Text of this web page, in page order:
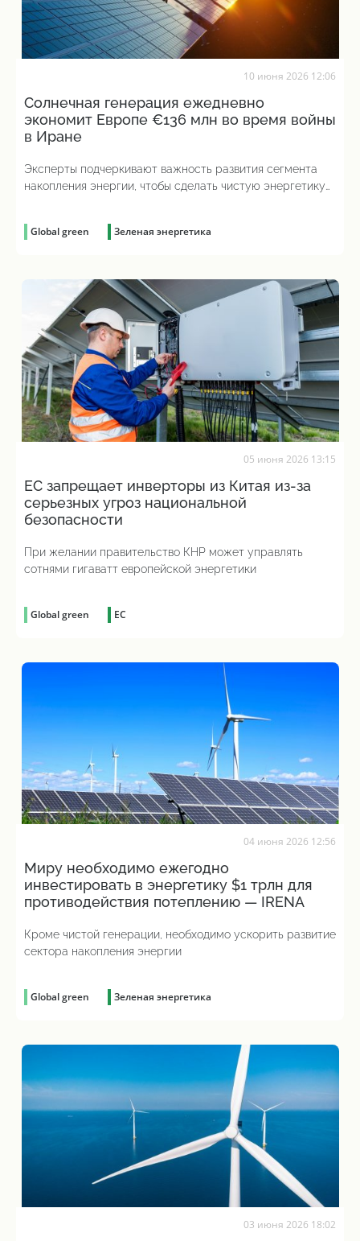
10 июня 2026 12:06
Солнечная генерация ежедневно
экономит Европе €136 млн во время войны
в Иране
Эксперты подчеркивают важность развития сегмента
накопления энергии, чтобы сделать чистую энергетику
Global green Зеленая энергетика
05 июня 2026 13:15
ЕС запрещает инверторы из Китая из-за
серьезных угроз национальной
безопасности
При желании правительство КНР может управлять
сотнями гигаватт европейской энергетики
Global green ЕС
04 июня 2026 12:56
Миру необходимо ежегодно
инвестировать в энергетику $1 трлн для
противодействия потеплению — IRENA
Кроме чистой генерации, необходимо ускорить развитие
сектора накопления энергии
Global green Зеленая энергетика
03 июня 2026 18:02